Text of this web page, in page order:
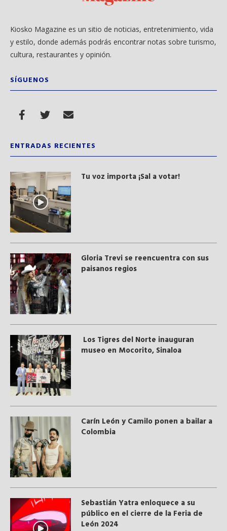
Kiosko Magazine es un sitio de noticias, entretenimiento, vida
y estilo, donde además podrás encontrar notas sobre turismo,
cultura, restaurantes y opinión.
SÍGUENOS
ENTRADAS RECIENTES
Tu voz importa ¡Sal a votar!
Gloria Trevi se reencuentra con sus
paisanos regios
Los Tigres del Norte inauguran
museo en Mocorito, Sinaloa
Carín León y Camilo ponen a bailar a
Colombia
Sebastián Yatra enloquece a su
público en el cierre de la Feria de
León 2024